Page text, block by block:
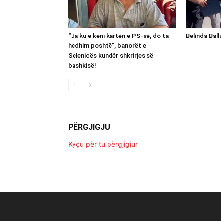
“Ja ku e keni kartën e PS-së, do ta
hedhim poshtë”, banorët e
Selenicës kundër shkrirjes së
bashkisë!
Belinda
PËRGJIGJU
Kyçu për tu përgjigjur